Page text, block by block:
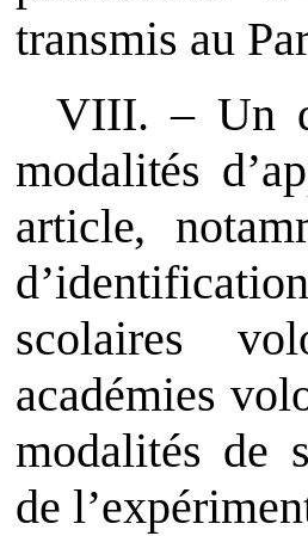
transmis au
VIII. – Un
modalités
article,
scolaires
académies
modalités de
de